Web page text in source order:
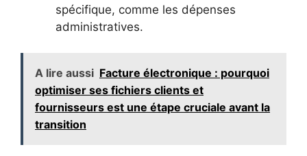
spécifique, comme les dépenses
administratives.
A lire aussi Facture électronique : pourquoi
optimiser ses fichiers clients et
fournisseurs est une étape cruciale avant la
transition